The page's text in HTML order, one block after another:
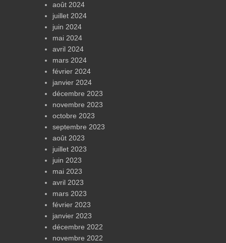
août 2024
juillet 2024
juin 2024
mai 2024
avril 2024
mars 2024
février 2024
janvier 2024
décembre 2023
novembre 2023
octobre 2023
septembre 2023
août 2023
juillet 2023
juin 2023
mai 2023
avril 2023
mars 2023
février 2023
janvier 2023
décembre 2022
novembre 2022